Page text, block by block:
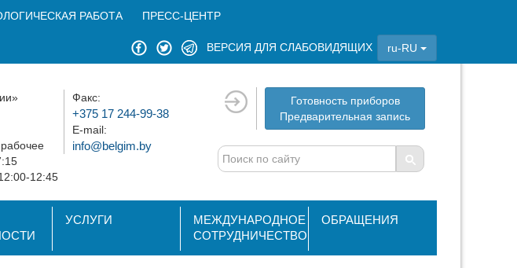
РАБОТА ПРЕСС-ЦЕНТР
ВЕРСИЯ ДЛЯ СЛАБОВИДЯЩИХ ru-RU
12:45
Факс:
+375 17 244-99-38
E-mail:
info@belgim.by
Готовность приборов
Предварительная запись
УСЛУГИ
МЕЖДУНАРОДНОЕ
СОТРУДНИЧЕСТВО
ОБРАЩЕНИЯ